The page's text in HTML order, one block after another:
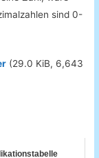
sind 0-
(29.0 KiB, 6,643